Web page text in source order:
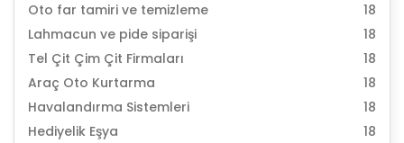
Oto far tamiri ve temizleme
18
Lahmacun ve pide siparişi
18
Tel Çit Çim Çit Firmaları
18
Araç Oto Kurtarma
18
Havalandırma Sistemleri
18
Hediyelik Eşya
18